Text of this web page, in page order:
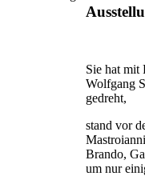
Sie hat mit
Wolfgang
gedreht,
stand vor
Brando,
um nur